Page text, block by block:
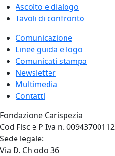
Ascolto e dialogo
Tavoli di confronto
Comunicazione
Linee guida e logo
Comunicati stampa
Newsletter
Multimedia
Contatti
Fondazione Carispezia
Cod Fisc e P Iva n. 00943700112
Sede legale:
Via D. Chiodo 36